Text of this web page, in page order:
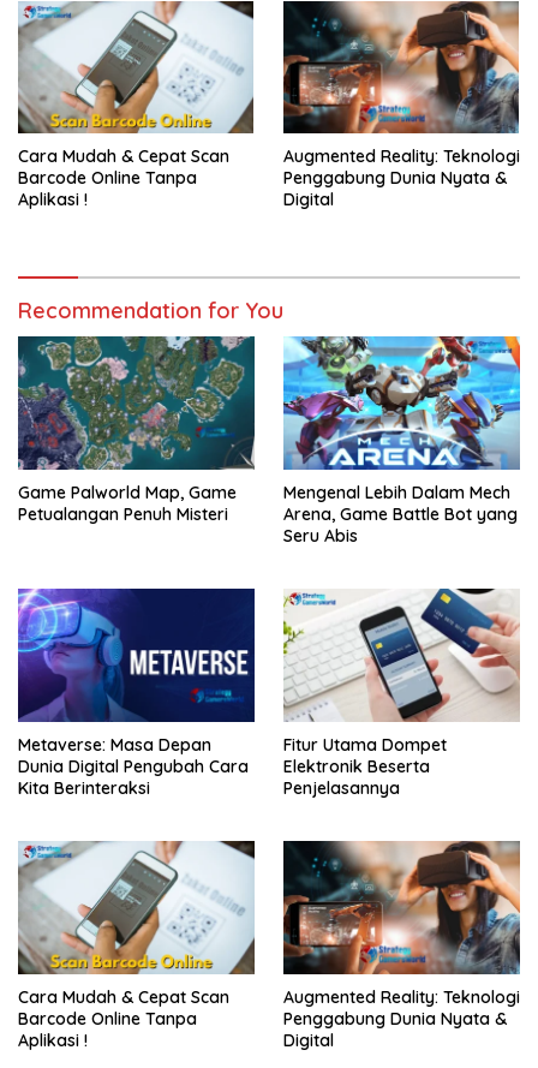
Cara Mudah & Cepat Scan
Barcode Online Tanpa
Aplikasi !
Augmented Reality: Teknologi
Penggabung Dunia Nyata &
Digital
Recommendation for You
Game Palworld Map, Game
Petualangan Penuh Misteri
Mengenal Lebih Dalam Mech
Arena, Game Battle Bot yang
Seru Abis
Metaverse: Masa Depan
Dunia Digital Pengubah Cara
Kita Berinteraksi
Fitur Utama Dompet
Elektronik Beserta
Penjelasannya
Cara Mudah & Cepat Scan
Barcode Online Tanpa
Aplikasi !
Augmented Reality: Teknologi
Penggabung Dunia Nyata &
Digital